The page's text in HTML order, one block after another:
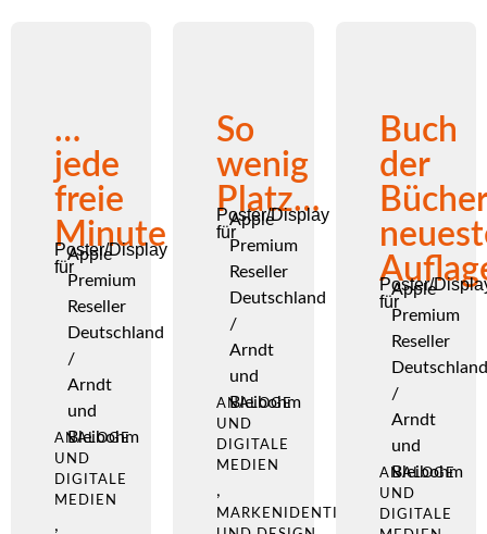
…
jede
freie
Minute
Poster/Display
für
Apple
Premium
Reseller
Deutschland
/
Arndt
und
Bleibohm
ANALOGE
UND
DIGITALE
MEDIEN
,
So
wenig
Platz…
Poster/Display
für
Apple
Premium
Reseller
Deutschland
/
Arndt
und
Bleibohm
ANALOGE
UND
DIGITALE
MEDIEN
,
MARKENIDENTITÄT
Buch
der
Poster/
für
Apple
Premium
Reseller
/
Arndt
und
Bleibohm
ANALOGE
UND
DIGITALE